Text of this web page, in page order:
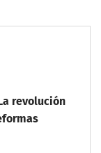
revolución